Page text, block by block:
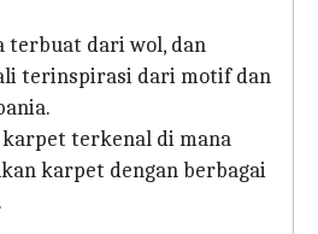
terbuat dari wol, dan
terinspirasi dari motif dan
karpet terkenal di mana
karpet dengan berbagai